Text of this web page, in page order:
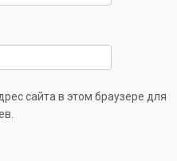
сайта в этом браузере для